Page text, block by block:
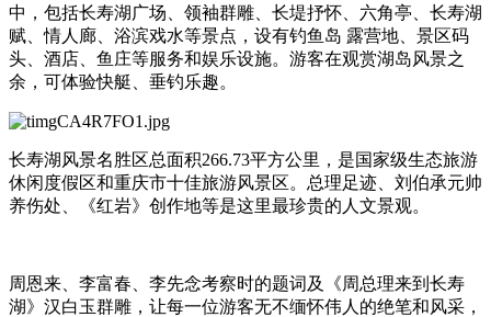
中，包括长寿湖广场、领袖群雕、长堤抒怀、六角亭、长寿湖
赋、情人廊、浴滨戏水等景点，设有钓鱼岛 露营地、景区码
头、酒店、鱼庄等服务和娱乐设施。游客在观赏湖岛风景之
余，可体验快艇、垂钓乐趣。
长寿湖风景名胜区总面积266.73平方公里，是国家级生态旅游
休闲度假区和重庆市十佳旅游风景区。总理足迹、刘伯承元帅
养伤处、《红岩》创作地等是这里最珍贵的人文景观。
周恩来、李富春、李先念考察时的题词及《周总理来到长寿
湖》汉白玉群雕，让每一位游客无不缅怀伟人的绝笔和风采，